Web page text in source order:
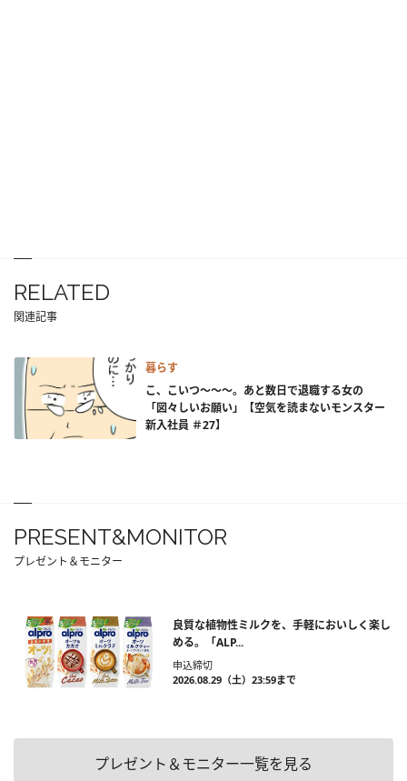
RELATED
関連記事
暮らす
こ、こいつ～～～。あと数日で退職する女の
「図々しいお願い」【空気を読まないモンスター
新入社員 ＃27】
PRESENT&MONITOR
プレゼント＆モニター
良質な植物性ミルクを、手軽においしく楽し
める。「ALP...
申込締切
2026.08.29（土）23:59まで
プレゼント＆モニター一覧を見る